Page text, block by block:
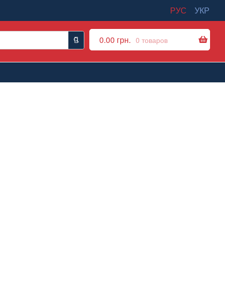
РУС
УКР
0.00 грн. 0 товаров